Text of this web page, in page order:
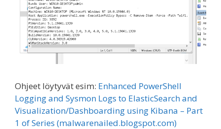
Ohjeet löytyvät esim: Enhanced PowerShell
Logging and Sysmon Logs to ElasticSearch and
Visualization/Dashboarding using Kibana – Part
1 of Series (malwarenailed.blogspot.com)